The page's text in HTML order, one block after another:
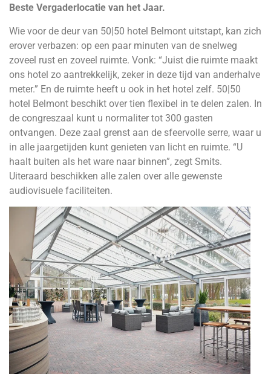
Beste Vergaderlocatie van het Jaar.
Wie voor de deur van 50|50 hotel Belmont uitstapt, kan zich
erover verbazen: op een paar minuten van de snelweg
zoveel rust en zoveel ruimte. Vonk: “Juist die ruimte maakt
ons hotel zo aantrekkelijk, zeker in deze tijd van anderhalve
meter.” En de ruimte heeft u ook in het hotel zelf. 50|50
hotel Belmont beschikt over tien flexibel in te delen zalen. In
de congreszaal kunt u normaliter tot 300 gasten
ontvangen. Deze zaal grenst aan de sfeervolle serre, waar u
in alle jaargetijden kunt genieten van licht en ruimte. “U
haalt buiten als het ware naar binnen”, zegt Smits.
Uiteraard beschikken alle zalen over alle gewenste
audiovisuele faciliteiten.